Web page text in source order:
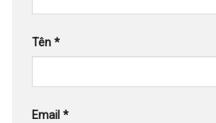
Tên *
Email *